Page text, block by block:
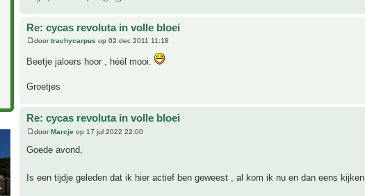
Re: cycas revoluta in volle bloei
doortrachycarpus op 02 dec 2011 11:18
Beetje jaloers hoor , héél mooi.
Groetjes
Re: cycas revoluta in volle bloei
doorMarcje op 17 jul 2022 22:00
Goede avond,
Is een tijdje geleden dat ik hier actief ben geweest , al kom ik nu en dan eens kijken